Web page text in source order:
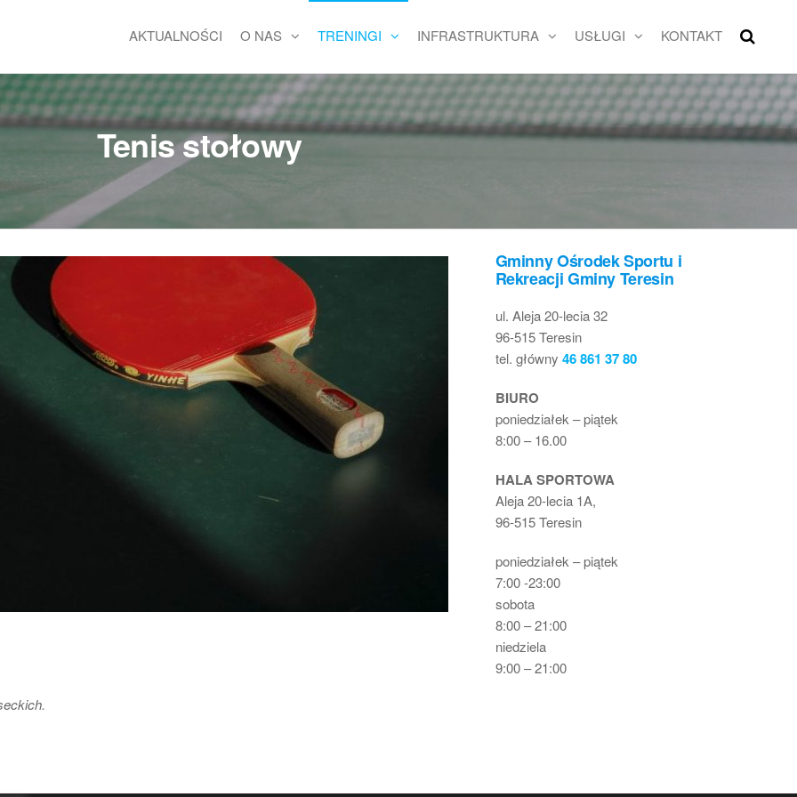
AKTUALNOŚCI O NAS TRENINGI INFRASTRUKTURA USŁUGI KONTAKT
Tenis stołowy
Gminny Ośrodek Sportu i
Rekreacji Gminy Teresin
ul. Aleja 20-lecia 32
96-515 Teresin
tel. główny 46 861 37 80
BIURO
poniedziałek – piątek
8:00 – 16.00
HALA SPORTOWA
Aleja 20-lecia 1A,
96-515 Teresin
poniedziałek – piątek
7:00 -23:00
sobota
8:00 – 21:00
niedziela
9:00 – 21:00